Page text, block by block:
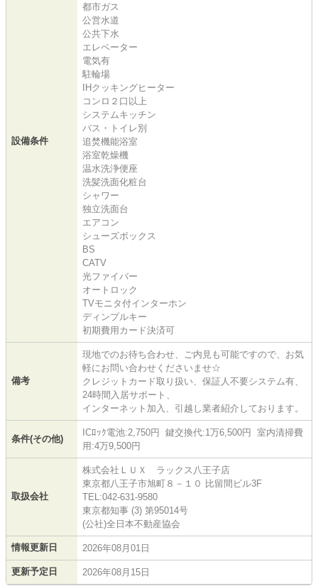
設備条件
都市ガス
公営水道
公共下水
エレベーター
電気有
駐輪場
IHクッキングヒーター
コンロ２口以上
システムキッチン
バス・トイレ別
追焚機能浴室
浴室乾燥機
温水洗浄便座
洗髪洗面化粧台
シャワー
独立洗面台
エアコン
シューズボックス
BS
CATV
光ファイバー
オートロック
TVモニタ付インターホン
ディンプルキー
初期費用カード決済可
備考
現地でのお待ち合わせ、ご内見も可能ですので、お気
軽にお問い合わせくださいませ☆
クレジットカード取り扱い、保証人不要システム有、
24時間入居サポート、
インターネット加入、引越し業者紹介しております。
条件(その他)
ICﾛｯｸ電池:2,750円 鍵交換代:1万6,500円 室内清掃費
用:4万9,500円
取扱会社
株式会社ＬＵＸ ラックス八王子店
東京都八王子市旭町８－１０ 比留間ビル3F
TEL:042-631-9580
東京都知事 (3) 第95014号
(公社)全日本不動産協会
情報更新日 2026年08月01日
更新予定日 2026年08月15日